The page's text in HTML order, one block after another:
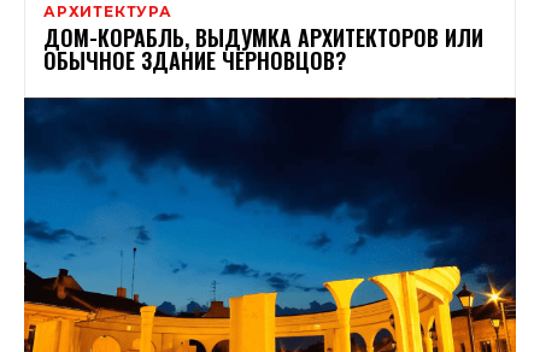
АРХИТЕКТУРА
ДОМ-КОРАБЛЬ, ВЫДУМКА АРХИТЕКТОРОВ ИЛИ
ОБЫЧНОЕ ЗДАНИЕ ЧЕРНОВЦОВ?